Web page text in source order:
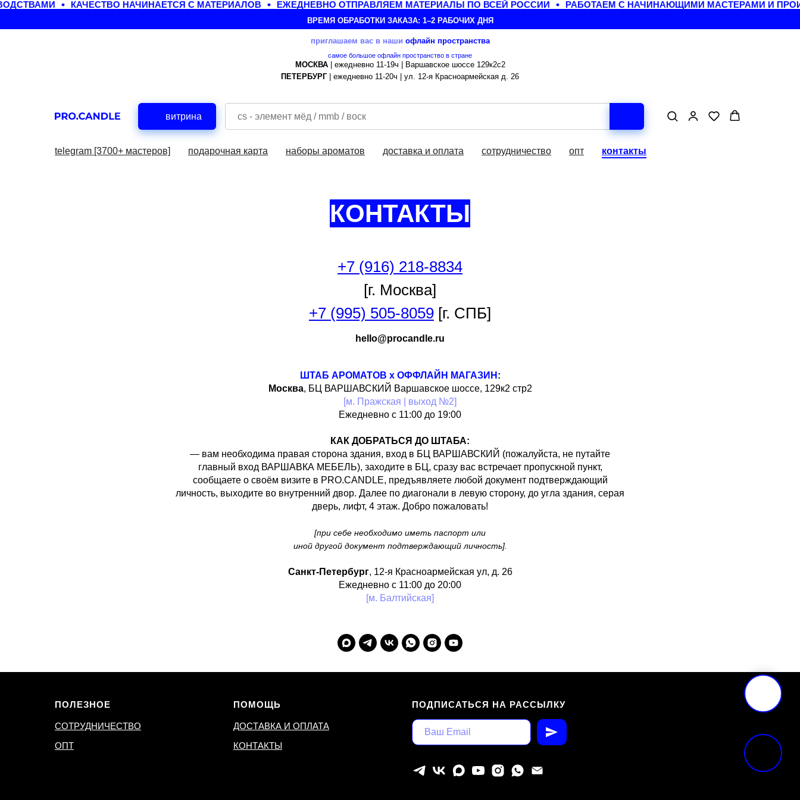
КАЧЕСТВО НАЧИНАЕТСЯ С МАТЕРИАЛОВ ЕЖЕДНЕВНО ОТПРАВЛЯЕМ МАТЕРИАЛЫ ПО ВСЕЙ РОССИИ РАБОТАЕМ С НАЧИНАЮЩИМИ МАСТЕРАМИ И
ВРЕМЯ ОБРАБОТКИ ЗАКАЗА: 1–2 РАБОЧИХ ДНЯ
приглашаем вас в наши офлайн пространства
самое большое офлайн пространство в стране
МОСКВА| ежедневно 11-19ч | Варшавское шоссе 129к2с2
ПЕТЕРБУРГ| ежедневно 11-20ч | ул. 12-я Красноармейская д. 26
витрина
telegram [3700+ мастеров] подарочная карта наборы ароматов доставка и оплата сотрудничество опт контакты
КОНТАКТЫ
+7 (916) 218-8834
[г. Москва]
+7 (995) 505-8059 [г. СПБ]
hello@procandle.ru
ШТАБ АРОМАТОВ х ОФФЛАЙН МАГАЗИН :
Москва, БЦ ВАРШАВСКИЙ Варшавское шоссе, 129к2 стр2
[м. Пражская | выход №2]
Ежедневно с 11:00 до 19:00
КАК ДОБРАТЬСЯ ДО ШТАБА:
— вам необходима правая сторона здания, вход в БЦ ВАРШАВСКИЙ (пожалуйста, не путайте
главный вход ВАРШАВКА МЕБЕЛЬ), заходите в БЦ, сразу вас встречает пропускной пункт,
сообщаете о своём визите в PRO.CANDLE, предъявляете любой документ подтверждающий
личность, выходите во внутренний двор. Далее по диагонали в левую сторону, до угла здания, серая
дверь, лифт, 4 этаж. Добро пожаловать!
[при себе необходимо иметь паспорт или
иной другой документ подтверждающий личность].
Санкт-Петербург, 12-я Красноармейская ул, д. 26
Ежедневно с 11:00 до 20:00
[м. Балтийская]
ПОЛЕЗНОЕ
СОТРУДНИЧЕСТВО
ОПТ
ПОМОЩЬ
ДОСТАВКА И ОПЛАТА
КОНТАКТЫ
ПОДПИСАТЬСЯ НА РАССЫЛКУ